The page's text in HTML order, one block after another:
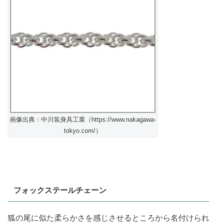
画像出典：中川装身具工業（https://www.nakagawa-
tokyo.com/）
フォックステールチェーン
狐の尾に似た柔らかさを感じさせるところから名付けられ